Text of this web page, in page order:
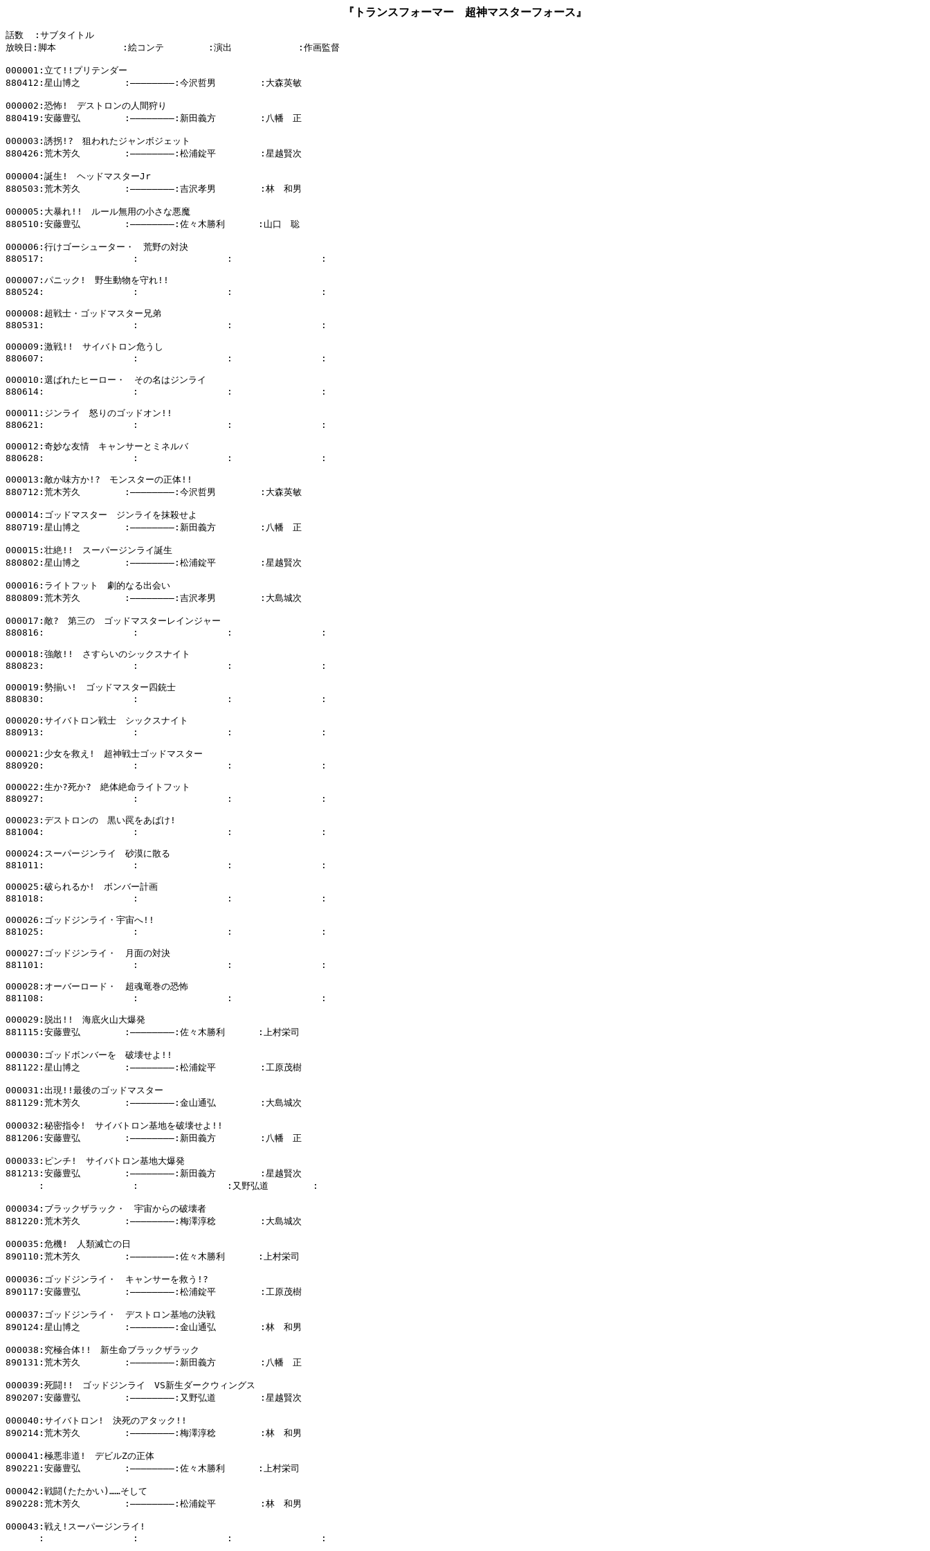
『トランスフォーマー 超神マスターフォース』
話数  :サブタイトル
放映日:脚本            :絵コンテ        :演出            :作画監督
000001:立て!!プリテンダー
880412:星山博之        :――――――――:今沢哲男        :大森英敏
000002:恐怖!　デストロンの人間狩り
880419:安藤豊弘        :――――――――:新田義方        :八幡　正
000003:誘拐!?　狙われたジャンボジェット
880426:荒木芳久        :――――――――:松浦錠平        :星越賢次
000004:誕生!　ヘッドマスターJr
880503:荒木芳久        :――――――――:吉沢孝男        :林　和男
000005:大暴れ!!　ルール無用の小さな悪魔
880510:安藤豊弘        :――――――――:佐々木勝利      :山口　聡
000006:行けゴーシューター・　荒野の対決
880517:                :                :                :
000007:パニック!　野生動物を守れ!!
880524:                :                :                :
000008:超戦士・ゴッドマスター兄弟
880531:                :                :                :
000009:激戦!!　サイバトロン危うし
880607:                :                :                :
000010:選ばれたヒーロー・　その名はジンライ
880614:                :                :                :
000011:ジンライ　怒りのゴッドオン!!
880621:                :                :                :
000012:奇妙な友情　キャンサーとミネルバ
880628:                :                :                :
000013:敵か味方か!?　モンスターの正体!!
880712:荒木芳久        :――――――――:今沢哲男        :大森英敏
000014:ゴッドマスター　ジンライを抹殺せよ
880719:星山博之        :――――――――:新田義方        :八幡　正
000015:壮絶!!　スーパージンライ誕生
880802:星山博之        :――――――――:松浦錠平        :星越賢次
000016:ライトフット　劇的なる出会い
880809:荒木芳久        :――――――――:吉沢孝男        :大島城次
000017:敵?　第三の　ゴッドマスターレインジャー
880816:                :                :                :
000018:強敵!!　さすらいのシックスナイト
880823:                :                :                :
000019:勢揃い!　ゴッドマスター四銃士
880830:                :                :                :
000020:サイバトロン戦士　シックスナイト
880913:                :                :                :
000021:少女を救え!　超神戦士ゴッドマスター
880920:                :                :                :
000022:生か?死か?　絶体絶命ライトフット
880927:                :                :                :
000023:デストロンの　黒い罠をあばけ!
881004:                :                :                :
000024:スーパージンライ　砂漠に散る
881011:                :                :                :
000025:破られるか!　ボンバー計画
881018:                :                :                :
000026:ゴッドジンライ・宇宙へ!!
881025:                :                :                :
000027:ゴッドジンライ・　月面の対決
881101:                :                :                :
000028:オーバーロード・　超魂竜巻の恐怖
881108:                :                :                :
000029:脱出!!　海底火山大爆発
881115:安藤豊弘        :――――――――:佐々木勝利      :上村栄司
000030:ゴッドボンバーを　破壊せよ!!
881122:星山博之        :――――――――:松浦錠平        :工原茂樹
000031:出現!!最後のゴッドマスター
881129:荒木芳久        :――――――――:金山通弘        :大島城次
000032:秘密指令!　サイバトロン基地を破壊せよ!!
881206:安藤豊弘        :――――――――:新田義方        :八幡　正
000033:ピンチ!　サイバトロン基地大爆発
881213:安藤豊弘        :――――――――:新田義方        :星越賢次
      :                :                :又野弘道        :
000034:ブラックザラック・　宇宙からの破壊者
881220:荒木芳久        :――――――――:梅澤淳稔        :大島城次
000035:危機!　人類滅亡の日
890110:荒木芳久        :――――――――:佐々木勝利      :上村栄司
000036:ゴッドジンライ・　キャンサーを救う!?
890117:安藤豊弘        :――――――――:松浦錠平        :工原茂樹
000037:ゴッドジンライ・　デストロン基地の決戦
890124:星山博之        :――――――――:金山通弘        :林　和男
000038:究極合体!!　新生命ブラックザラック
890131:荒木芳久        :――――――――:新田義方        :八幡　正
000039:死闘!!　ゴッドジンライ　VS新生ダークウィングス
890207:安藤豊弘        :――――――――:又野弘道        :星越賢次
000040:サイバトロン!　決死のアタック!!
890214:荒木芳久        :――――――――:梅澤淳稔        :林　和男
000041:極悪非道!　デビルZの正体
890221:安藤豊弘        :――――――――:佐々木勝利      :上村栄司
000042:戦闘(たたかい)……そして
890228:荒木芳久        :――――――――:松浦錠平        :林　和男
000043:戦え!スーパージンライ!
      :                :                :                :